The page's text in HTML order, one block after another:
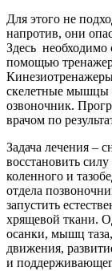
Для этого не
напротив, они
Здесь необходимо
помощью
скелетные мышцы
озвоночник.
врачом по
Задача лечения –
восстановить
коленного и
отдела
запустить
хрящевой ткани.
осанки, мышц
движения,
и